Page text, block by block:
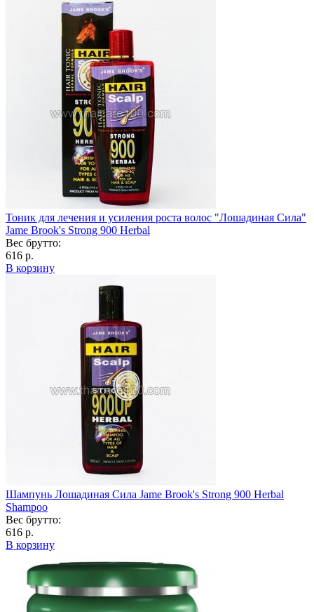
Тоник для лечения и усиления роста волос "Лошадиная Сила"
Jame Brook's Strong 900 Herbal
Вес брутто:
616 р.
В корзину
Шампунь Лошадиная Сила Jame Brook's Strong 900 Herbal
Shampoo
Вес брутто:
616 р.
В корзину